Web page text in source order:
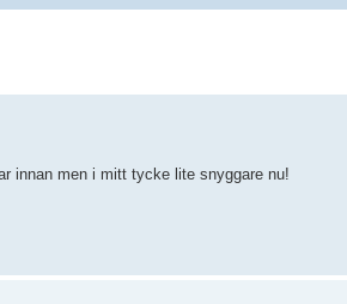
innan men i mitt tycke lite snyggare nu!